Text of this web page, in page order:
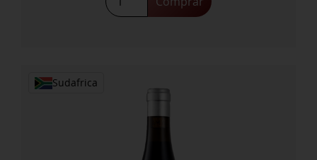
Old
Sudafrica